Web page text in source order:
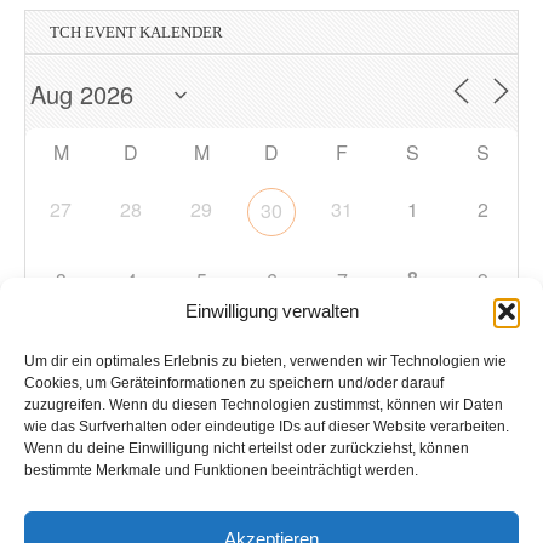
Einwilligung verwalten
Um dir ein optimales Erlebnis zu bieten, verwenden wir Technologien wie
Cookies, um Geräteinformationen zu speichern und/oder darauf
zuzugreifen. Wenn du diesen Technologien zustimmst, können wir Daten
wie das Surfverhalten oder eindeutige IDs auf dieser Website verarbeiten.
Wenn du deine Einwilligung nicht erteilst oder zurückziehst, können
bestimmte Merkmale und Funktionen beeinträchtigt werden.
Akzeptieren
TCH EVENT KALENDER
M D M D F S S
27 28 29 30 31 1 2
3 4 5 6 7 8 9
10 11 12 13 14 15
17 18 19 20 21 22 23